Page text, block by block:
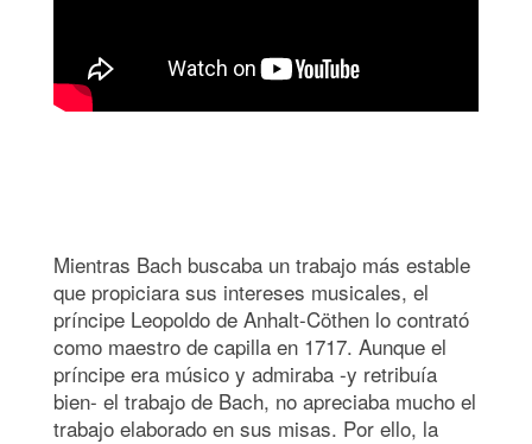
Mientras Bach buscaba un trabajo más estable
que propiciara sus intereses musicales, el
príncipe Leopoldo de Anhalt-Cöthen lo contrató
como maestro de capilla en 1717. Aunque el
príncipe era músico y admiraba -y retribuía
bien- el trabajo de Bach, no apreciaba mucho el
trabajo elaborado en sus misas. Por ello, la